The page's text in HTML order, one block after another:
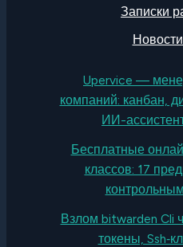
Записки
Upervice —
компаний: канбан,
ИИ-
Бесплатные
классов: 17
Взлом bitwarden Cli
токены,